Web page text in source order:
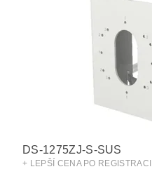
DS-1275ZJ-S-SUS
+ LEPŠÍ CENA PO REGISTRACI